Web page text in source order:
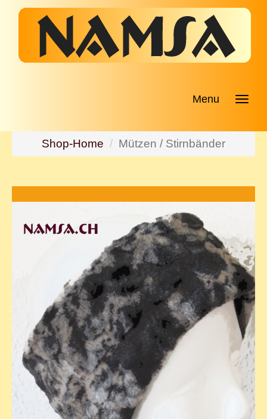
Menu
Shop-Home Mützen / Stirnbänder